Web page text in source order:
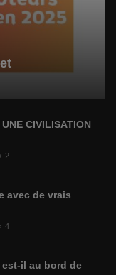
CIVILISATION
2
avec de vrais
4
est-il au bord de